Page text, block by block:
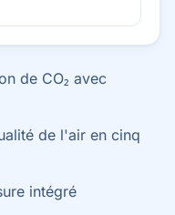
de CO₂ avec
de l'air en cinq
intégré